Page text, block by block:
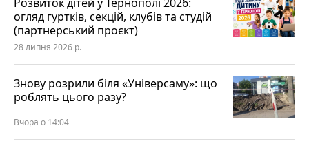
Розвиток дітей у Тернополі 2026:
огляд гуртків, секцій, клубів та студій
(партнерський проєкт)
28 липня 2026 р.
Знову розрили біля «Універсаму»: що
роблять цього разу?
Вчора о 14:04